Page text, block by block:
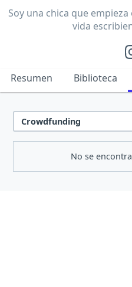
Soy una chica que
vida
Resumen Biblioteca
No se